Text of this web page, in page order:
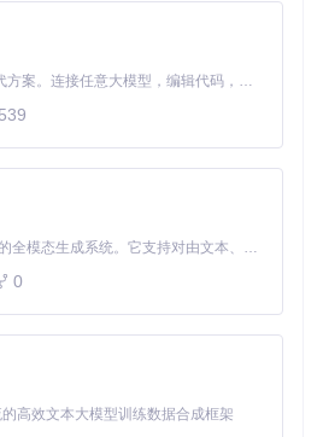
系统默认提供中英文两种界面，可通
切换。
认证、模型参数等核心配置
账户轮询和故障转移策略
同模型的API调用方式
认证信息，即可获得免费的AI模型
Claude Code 的开源替代方案。连接任意大模型，编辑代码，运行命令，自动验证 — 全自动执行。用 Rust 构建，极致性能。 ｜ An open-source alternative to Claude Code. Connect any LLM, edit code, run commands, and verify changes — autonomously. Built in Rust for speed. Get Started
539
MiniMax H3 是一个通用的全模态生成系统。它支持对由文本、图像、视频和音频组成的多模态上下文进行统一理解，并能生成分辨率高达 2K、时长可达 15 秒的带原生立体声音频的视频。得益于面向任务泛化的系统设计，H3 在预训练阶段就已具备广泛的多模态上下文理解与生成能力，能够出色地执行复杂的多模态指令。
0
高效文本大模型训练数据合成框架